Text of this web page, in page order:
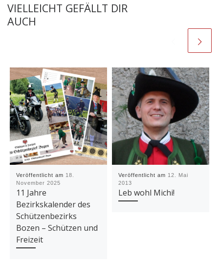
VIELLEICHT GEFÄLLT DIR
AUCH
Veröffentlicht am 18.
November 2025
11 Jahre
Bezirkskalender des
Schützenbezirks
Bozen – Schützen und
Freizeit
Veröffentlicht am 12. Mai
2013
Leb wohl Michi!